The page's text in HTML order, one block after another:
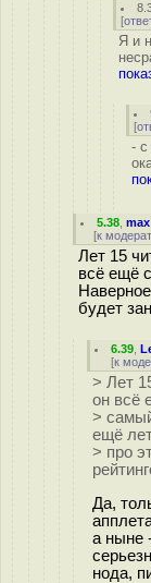
[
Я и
[
- с
5.38 ,max
[к
Лет 15
всё ещё
будет
6.39 ,
[к
> Лет
он всё
>
ещё
> про
Да,
а ныне
нода,